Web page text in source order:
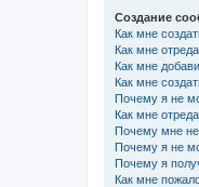
Создание
Как мне
Как мне
Как мне
Как мне
Почему я не
Как мне
Почему мне
Почему я не
Почему я
Как мне